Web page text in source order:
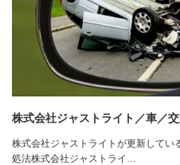
株式会社ジャストライト／車／
株式会社ジャストライトが更新してい
処法株式会社ジャストライ…